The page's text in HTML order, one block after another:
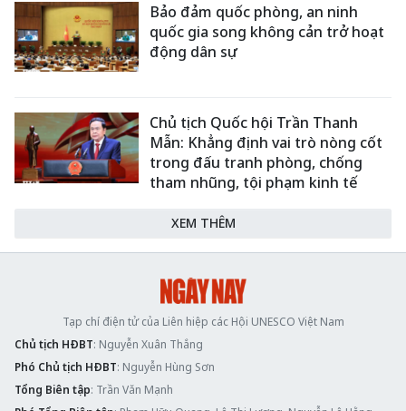
Bảo đảm quốc phòng, an ninh
quốc gia song không cản trở hoạt
động dân sự
Chủ tịch Quốc hội Trần Thanh
Mẫn: Khẳng định vai trò nòng cốt
trong đấu tranh phòng, chống
tham nhũng, tội phạm kinh tế
XEM THÊM
Tạp chí điện tử của Liên hiệp các Hội UNESCO Việt Nam
Chủ tịch HĐBT: Nguyễn Xuân Thắng
Phó Chủ tịch HĐBT: Nguyễn Hùng Sơn
Tổng Biên tập: Trần Văn Mạnh